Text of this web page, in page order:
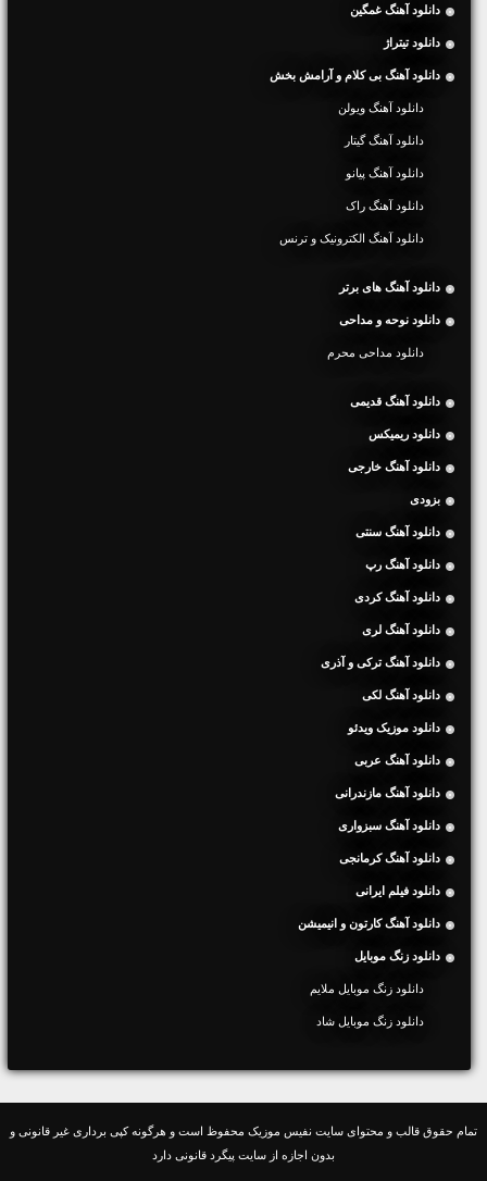
دانلود آهنگ غمگین
دانلود تیتراژ
دانلود آهنگ بی کلام و آرامش بخش
دانلود آهنگ ویولن
دانلود آهنگ گیتار
دانلود آهنگ پیانو
دانلود آهنگ راک
دانلود آهنگ الکترونیک و ترنس
دانلود آهنگ های برتر
دانلود نوحه و مداحی
دانلود مداحی محرم
دانلود آهنگ قدیمی
دانلود ریمیکس
دانلود آهنگ خارجی
بزودی
دانلود آهنگ سنتی
دانلود آهنگ رپ
دانلود آهنگ کردی
دانلود آهنگ لری
دانلود آهنگ ترکی و آذری
دانلود آهنگ لکی
دانلود موزیک ویدئو
دانلود آهنگ عربی
دانلود آهنگ مازندرانی
دانلود آهنگ سبزواری
دانلود آهنگ کرمانجی
دانلود فیلم ایرانی
دانلود آهنگ کارتون و انیمیشن
دانلود زنگ موبایل
دانلود زنگ موبایل ملایم
دانلود زنگ موبایل شاد
تمام حقوق قالب و محتوای سایت نفیس موزیک محفوظ است و هرگونه کپی برداری غیر قانونی و
بدون اجازه از سایت پیگرد قانونی دارد